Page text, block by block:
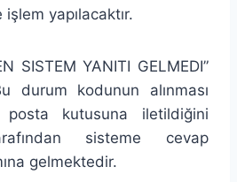
yapılacaktır.
SISTEM YANITI GELMEDI”
durum kodunun alınması
posta kutusuna iletildiğini
sisteme cevap
gelmektedir.